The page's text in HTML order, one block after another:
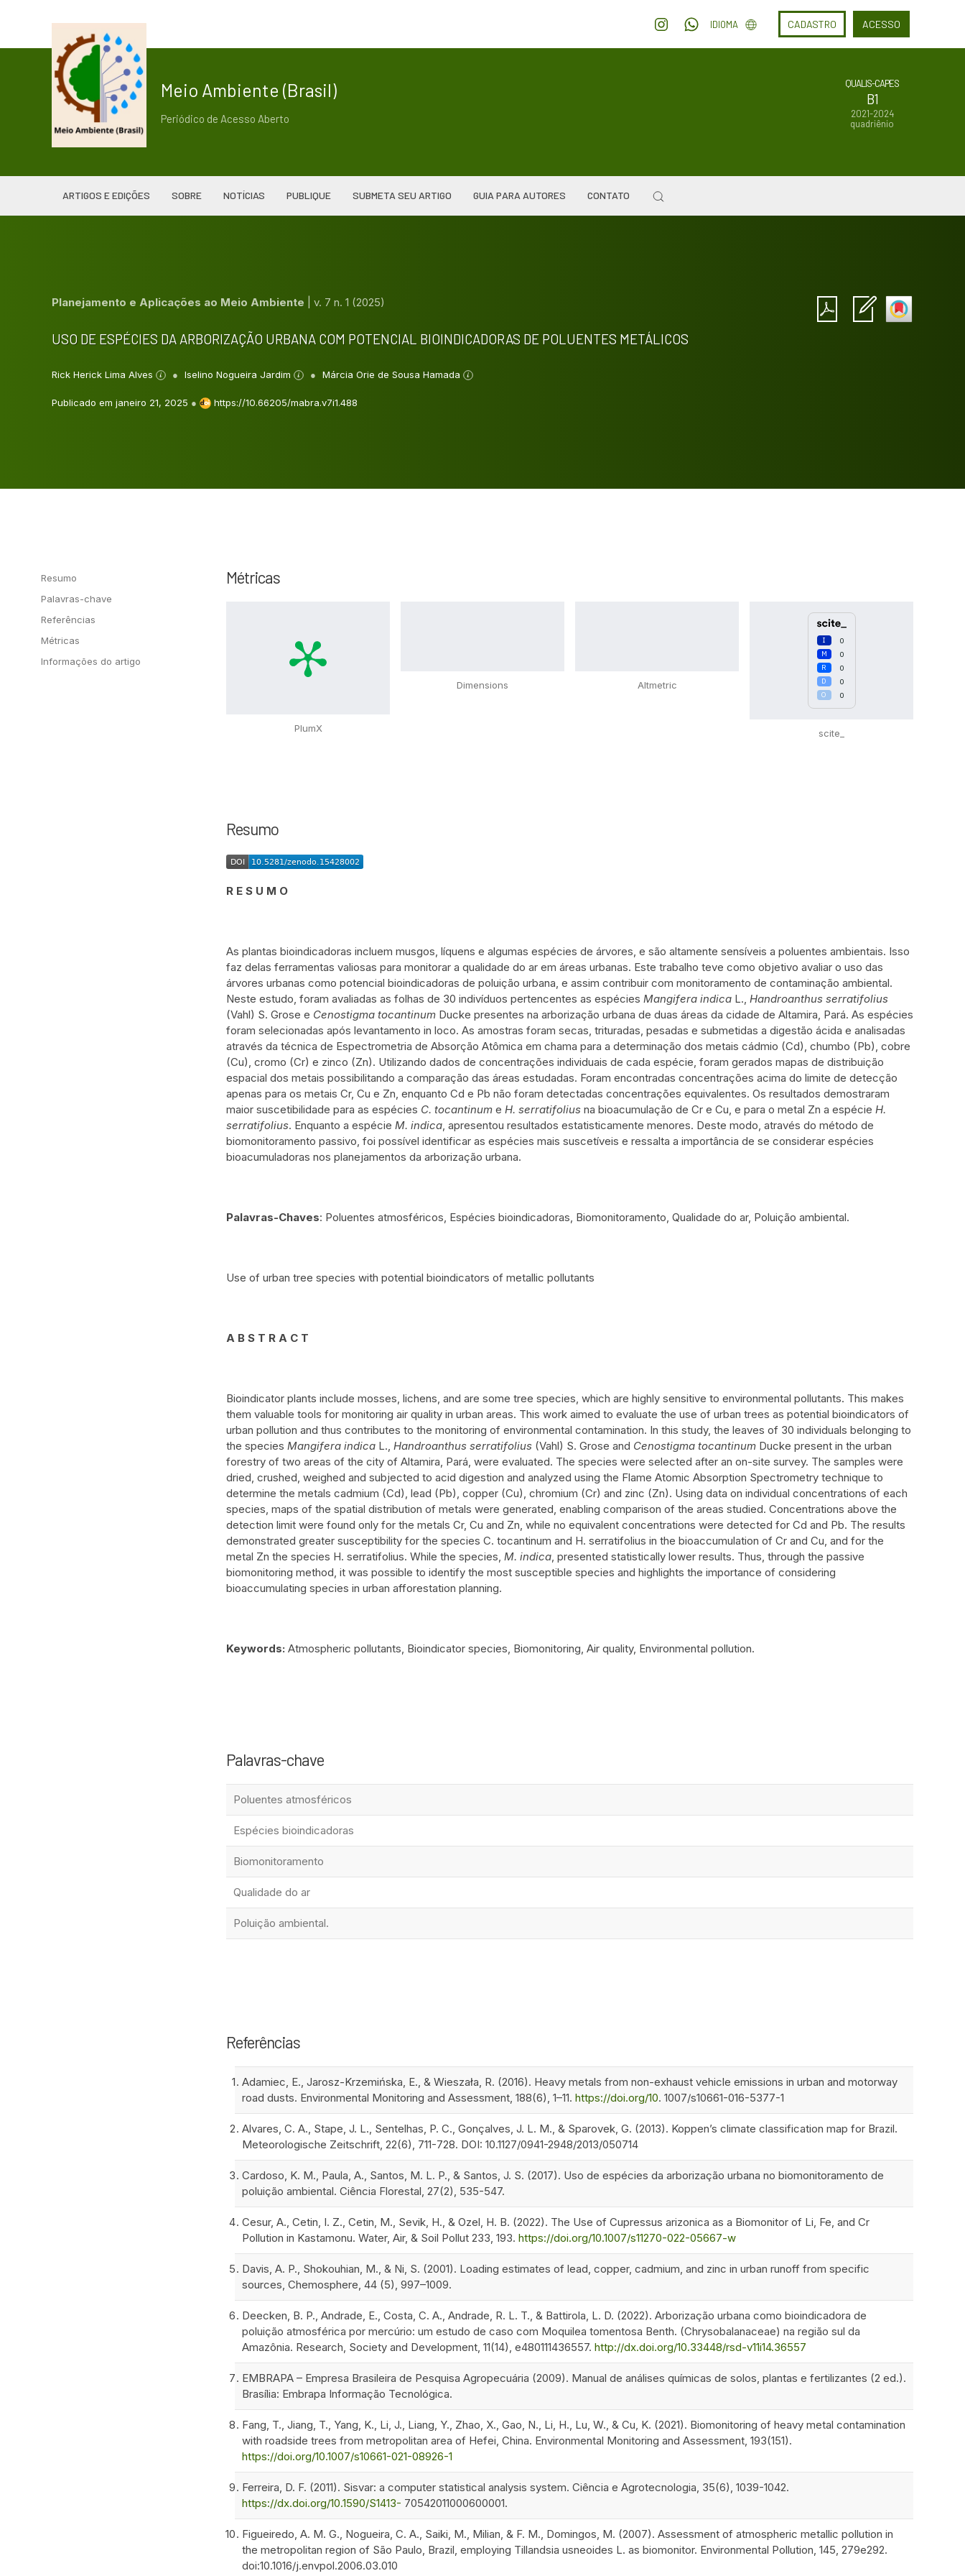
IDIOMA CADASTRO ACESSO
Meio Ambiente (Brasil)
Periódico de Acesso Aberto
QUALIS-CAPES
B1
2021-2024
quadriênio
ARTIGOS E EDIÇÕES SOBRE NOTÍCIAS PUBLIQUE SUBMETA SEU ARTIGO GUIA PARA AUTORES CONTATO
Planejamento e Aplicações ao Meio Ambiente v. 7 n. 1 (2025)
USO DE ESPÉCIES DA ARBORIZAÇÃO URBANA COM POTENCIAL BIOINDICADORAS DE POLUENTES METÁLICOS
Rick Herick Lima Alves Iselino Nogueira Jardim Márcia Orie de Sousa Hamada
Publicado em janeiro 21, 2025 ● https://10.66205/mabra.v7i1.488
Resumo
Palavras-chave
Referências
Métricas
Informações do artigo
Métricas
PlumX
Dimensions Altmetric
0
0
0
0
0
0
scite_
Resumo
R E S U M O
As plantas bioindicadoras incluem musgos, líquens e algumas espécies de árvores, e são altamente sensíveis a poluentes ambientais. Isso
faz delas ferramentas valiosas para monitorar a qualidade do ar em áreas urbanas. Este trabalho teve como objetivo avaliar o uso das
árvores urbanas como potencial bioindicadoras de poluição urbana, e assim contribuir com monitoramento de contaminação ambiental.
Neste estudo, foram avaliadas as folhas de 30 indivíduos pertencentes as espécies Mangifera indica L., Handroanthus serratifolius
(Vahl) S. Grose e Cenostigma tocantinum Ducke presentes na arborização urbana de duas áreas da cidade de Altamira, Pará. As espécies
foram selecionadas após levantamento in loco. As amostras foram secas, trituradas, pesadas e submetidas a digestão ácida e analisadas
através da técnica de Espectrometria de Absorção Atômica em chama para a determinação dos metais cádmio (Cd), chumbo (Pb), cobre
(Cu), cromo (Cr) e zinco (Zn). Utilizando dados de concentrações individuais de cada espécie, foram gerados mapas de distribuição
espacial dos metais possibilitando a comparação das áreas estudadas. Foram encontradas concentrações acima do limite de detecção
apenas para os metais Cr, Cu e Zn, enquanto Cd e Pb não foram detectadas concentrações equivalentes. Os resultados demostraram
maior suscetibilidade para as espécies C. tocantinum e H. serratifolius na bioacumulação de Cr e Cu, e para o metal Zn a espécie H.
serratifolius. Enquanto a espécie M. indica, apresentou resultados estatisticamente menores. Deste modo, através do método de
biomonitoramento passivo, foi possível identificar as espécies mais suscetíveis e ressalta a importância de se considerar espécies
bioacumuladoras nos planejamentos da arborização urbana.
Palavras-Chaves: Poluentes atmosféricos, Espécies bioindicadoras, Biomonitoramento, Qualidade do ar, Poluição ambiental.
Use of urban tree species with potential bioindicators of metallic pollutants
A B S T R A C T
Bioindicator plants include mosses, lichens, and are some tree species, which are highly sensitive to environmental pollutants. This makes
them valuable tools for monitoring air quality in urban areas. This work aimed to evaluate the use of urban trees as potential bioindicators of
urban pollution and thus contributes to the monitoring of environmental contamination. In this study, the leaves of 30 individuals belonging to
the species Mangifera indica L., Handroanthus serratifolius (Vahl) S. Grose and Cenostigma tocantinum Ducke present in the urban
forestry of two areas of the city of Altamira, Pará, were evaluated. The species were selected after an on-site survey. The samples were
dried, crushed, weighed and subjected to acid digestion and analyzed using the Flame Atomic Absorption Spectrometry technique to
determine the metals cadmium (Cd), lead (Pb), copper (Cu), chromium (Cr) and zinc (Zn). Using data on individual concentrations of each
species, maps of the spatial distribution of metals were generated, enabling comparison of the areas studied. Concentrations above the
detection limit were found only for the metals Cr, Cu and Zn, while no equivalent concentrations were detected for Cd and Pb. The results
demonstrated greater susceptibility for the species C. tocantinum and H. serratifolius in the bioaccumulation of Cr and Cu, and for the
metal Zn the species H. serratifolius. While the species, M. indica, presented statistically lower results. Thus, through the passive
biomonitoring method, it was possible to identify the most susceptible species and highlights the importance of considering
bioaccumulating species in urban afforestation planning.
Keywords: Atmospheric pollutants, Bioindicator species, Biomonitoring, Air quality, Environmental pollution.
Palavras-chave
Poluentes atmosféricos
Espécies bioindicadoras
Biomonitoramento
Qualidade do ar
Poluição ambiental.
Referências
Adamiec, E., Jarosz-Krzemińska, E., & Wieszała, R. (2016). Heavy metals from non-exhaust vehicle emissions in urban and motorway
road dusts. Environmental Monitoring and Assessment, 188(6), 1–11. https://doi.org/10. 1007/s10661-016-5377-1
Alvares, C. A., Stape, J. L., Sentelhas, P. C., Gonçalves, J. L. M., & Sparovek, G. (2013). Koppen’s climate classification map for Brazil.
Meteorologische Zeitschrift, 22(6), 711-728. DOI: 10.1127/0941-2948/2013/050714
Cardoso, K. M., Paula, A., Santos, M. L. P., & Santos, J. S. (2017). Uso de espécies da arborização urbana no biomonitoramento de
poluição ambiental. Ciência Florestal, 27(2), 535-547.
Cesur, A., Cetin, I. Z., Cetin, M., Sevik, H., & Ozel, H. B. (2022). The Use of Cupressus arizonica as a Biomonitor of Li, Fe, and Cr
Pollution in Kastamonu. Water, Air, & Soil Pollut 233, 193. https://doi.org/10.1007/s11270-022-05667-w
Davis, A. P., Shokouhian, M., & Ni, S. (2001). Loading estimates of lead, copper, cadmium, and zinc in urban runoff from specific
sources, Chemosphere, 44 (5), 997–1009.
Deecken, B. P., Andrade, E., Costa, C. A., Andrade, R. L. T., & Battirola, L. D. (2022). Arborização urbana como bioindicadora de
poluição atmosférica por mercúrio: um estudo de caso com Moquilea tomentosa Benth. (Chrysobalanaceae) na região sul da
Amazônia. Research, Society and Development, 11(14), e480111436557. http://dx.doi.org/10.33448/rsd-v11i14.36557
EMBRAPA – Empresa Brasileira de Pesquisa Agropecuária (2009). Manual de análises químicas de solos, plantas e fertilizantes (2 ed.).
Brasília: Embrapa Informação Tecnológica.
Fang, T., Jiang, T., Yang, K., Li, J., Liang, Y., Zhao, X., Gao, N., Li, H., Lu, W., & Cu, K. (2021). Biomonitoring of heavy metal contamination
with roadside trees from metropolitan area of Hefei, China. Environmental Monitoring and Assessment, 193(151).
https://doi.org/10.1007/s10661-021-08926-1
Ferreira, D. F. (2011). Sisvar: a computer statistical analysis system. Ciência e Agrotecnologia, 35(6), 1039-1042.
https://dx.doi.org/10.1590/S1413- 70542011000600001.
Figueiredo, A. M. G., Nogueira, C. A., Saiki, M., Milian, & F. M., Domingos, M. (2007). Assessment of atmospheric metallic pollution in
the metropolitan region of São Paulo, Brazil, employing Tillandsia usneoides L. as biomonitor. Environmental Pollution, 145, 279e292.
doi:10.1016/j.envpol.2006.03.010